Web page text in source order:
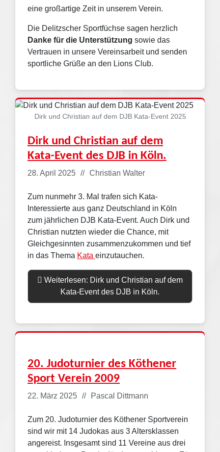
eine großartige Zeit in unserem Verein.
Die Delitzscher Sportfüchse sagen herzlich
Danke für die Unterstützung sowie das
Vertrauen in unsere Vereinsarbeit und senden
sportliche Grüße an den Lions Club.
Dirk und Christian auf dem DJB Kata-Event 2025
Dirk und Christian auf dem
Kata-Event des DJB in Köln.
Details Christian Walter
28. April 2025
Zum nunmehr 3. Mal trafen sich Kata-
Interessierte aus ganz Deutschland in Köln
zum jährlichen DJB Kata-Event. Auch Dirk und
Christian nutzten wieder die Chance, mit
Gleichgesinnten zusammenzukommen und tief
in das Thema Kata einzutauchen.
Weiterlesen: Dirk und Christian auf dem
Kata-Event des DJB in Köln.
20. Judoturnier des Köthener
Sport Verein 2009
Details Pascal Dittmann
22. März 2025
Zum 20. Judoturnier des Köthener Sportverein
sind wir mit 14 Judokas aus 3 Altersklassen
angereist. Insgesamt sind 11 Vereine aus drei